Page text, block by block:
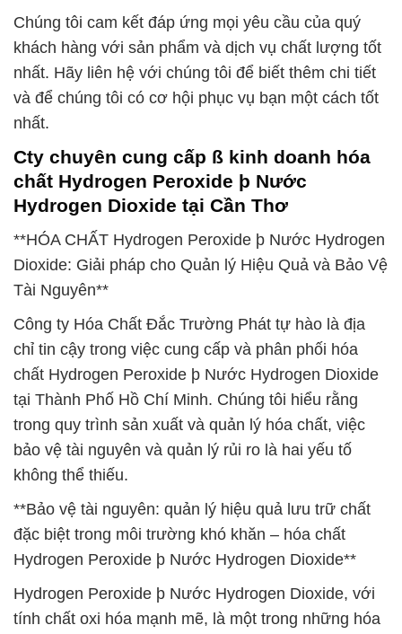
Chúng tôi cam kết đáp ứng mọi yêu cầu của quý
khách hàng với sản phẩm và dịch vụ chất lượng tốt
nhất. Hãy liên hệ với chúng tôi để biết thêm chi tiết
và để chúng tôi có cơ hội phục vụ bạn một cách tốt
nhất.
Cty chuyên cung cấp ß kinh doanh hóa
chất Hydrogen Peroxide þ Nước
Hydrogen Dioxide tại Cần Thơ
**HÓA CHẤT Hydrogen Peroxide þ Nước Hydrogen
Dioxide: Giải pháp cho Quản lý Hiệu Quả và Bảo Vệ
Tài Nguyên**
Công ty Hóa Chất Đắc Trường Phát tự hào là địa
chỉ tin cậy trong việc cung cấp và phân phối hóa
chất Hydrogen Peroxide þ Nước Hydrogen Dioxide
tại Thành Phố Hồ Chí Minh. Chúng tôi hiểu rằng
trong quy trình sản xuất và quản lý hóa chất, việc
bảo vệ tài nguyên và quản lý rủi ro là hai yếu tố
không thể thiếu.
**Bảo vệ tài nguyên: quản lý hiệu quả lưu trữ chất
đặc biệt trong môi trường khó khăn – hóa chất
Hydrogen Peroxide þ Nước Hydrogen Dioxide**
Hydrogen Peroxide þ Nước Hydrogen Dioxide, với
tính chất oxi hóa mạnh mẽ, là một trong những hóa